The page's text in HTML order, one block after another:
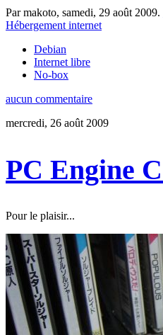
Par makoto, samedi, 29 août 2009.
Hébergement internet
Debian
Internet libre
No-box
aucun commentaire
mercredi, 26 août 2009
PC Engine
Pour le plaisir...